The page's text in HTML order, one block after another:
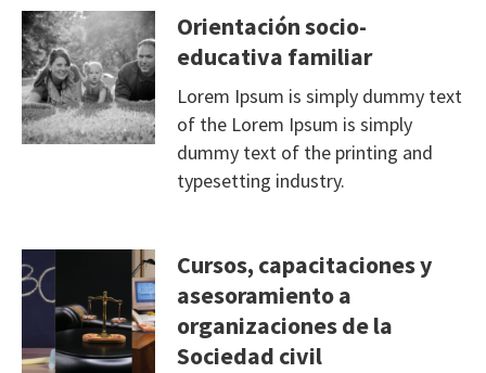
Orientación socio-
educativa familiar
Lorem Ipsum is simply dummy text
of the Lorem Ipsum is simply
dummy text of the printing and
typesetting industry.
Cursos, capacitaciones y
asesoramiento a
organizaciones de la
Sociedad civil